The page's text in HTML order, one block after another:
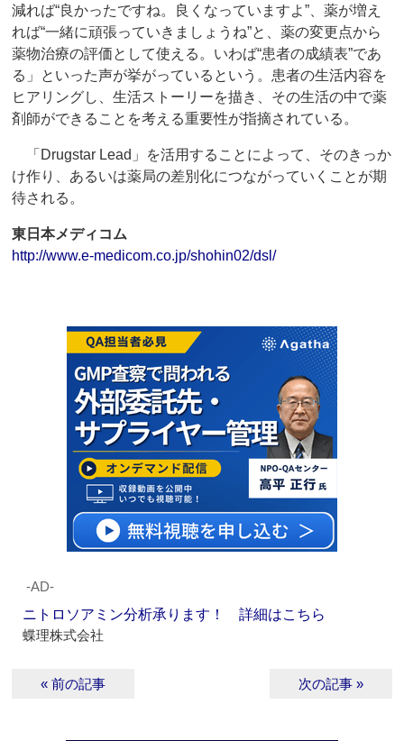
減れば“良かったですね。良くなっていますよ”、薬が増え
れば“一緒に頑張っていきましょうね”と、薬の変更点から
薬物治療の評価として使える。いわば“患者の成績表”であ
る」といった声が挙がっているという。患者の生活内容を
ヒアリングし、生活ストーリーを描き、その生活の中で薬
剤師ができることを考える重要性が指摘されている。
「Drugstar Lead」を活用することによって、そのきっか
け作り、あるいは薬局の差別化につながっていくことが期
待される。
東日本メディコム
http://www.e-medicom.co.jp/shohin02/dsl/
‐AD‐
ニトロソアミン分析承ります！ 詳細はこちら
蝶理株式会社
« 前の記事 次の記事 »